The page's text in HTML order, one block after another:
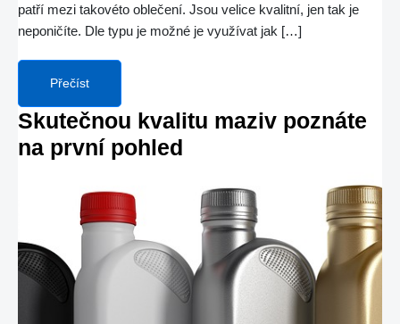
patří mezi takovéto oblečení. Jsou velice kvalitní, jen tak je
neponičíte. Dle typu je možné je využívat jak […]
Přečíst
Skutečnou kvalitu maziv poznáte
na první pohled